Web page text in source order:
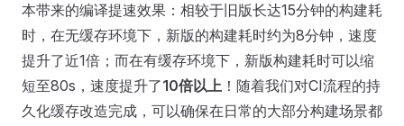
本带来的编译提速效果：相较于旧版长达15分钟的构建耗
时，在无缓存环境下，新版的构建耗时约为8分钟，速度
提升了近1倍；而在有缓存环境下，新版构建耗时可以缩
短至80s，速度提升了10倍以上 ！随着我们对CI流程的持
久化缓存改造完成，可以确保在日常的大部分构建场景都